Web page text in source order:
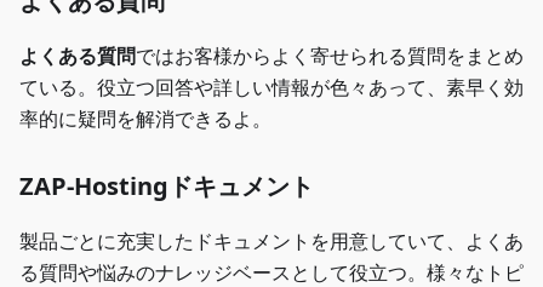
よくある質問ではお客様からよく寄せられる質問をまとめ
ている。役立つ回答や詳しい情報が色々あって、素早く効
率的に疑問を解消できるよ。
ZAP-Hostingドキュメント
製品ごとに充実したドキュメントを用意していて、よくあ
る質問や悩みのナレッジベースとして役立つ。様々なトピ